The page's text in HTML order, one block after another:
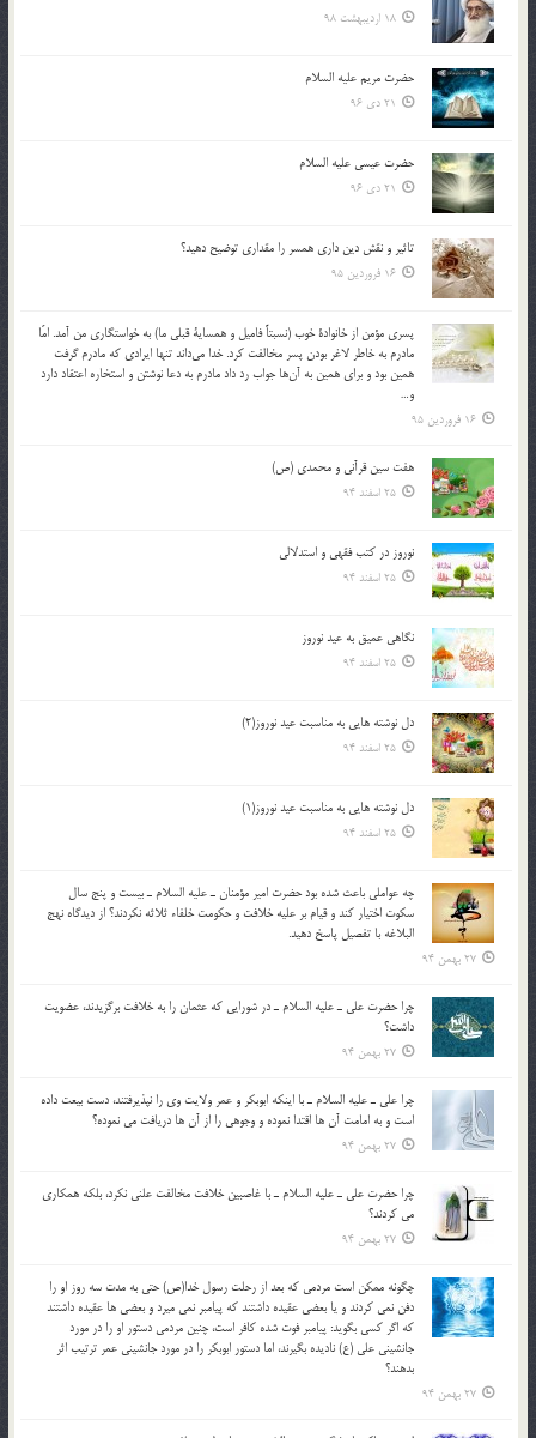
18 اردیبهشت 98
حضرت مریم علیه السلام
21 دی 96
حضرت عیسی علیه السلام
21 دی 96
تاثير و نقش دين داري همسر را مقداري توضيح دهيد؟
16 فروردین 95
پسري مؤمن از خانوادة خوب (نسبتاً فاميل و همساية قبلي ما) به خواستگاري من آمد. امّا
مادرم به خاطر لاغر بودن پسر مخالفت كرد. خدا مي‌داند تنها ايرادي كه مادرم گرفت
همين بود و براي همين به آن‌ها جواب رد داد مادرم به دعا نوشتن و استخاره اعتقاد دارد
و…
16 فروردین 95
هفت سین قرآنی و محمدی (ص)
25 اسفند 94
نوروز در كتب فقهى و استدلالى‏
25 اسفند 94
نگاهى عميق به عيد نوروز
25 اسفند 94
دل نوشته هایی به مناسبت عید نوروز(2)
25 اسفند 94
دل نوشته هایی به مناسبت عید نوروز(1)
25 اسفند 94
چه عواملي باعث شده بود حضرت امير مؤمنان ـ عليه السلام ـ بيست و پنج سال
سکوت اختيار کند و قيام بر عليه خلافت و حکومت خلفاء ثلاثه نکردند؟ از ديدگاه نهج
البلاغه با تفصيل پاسخ دهيد.
27 بهمن 94
چرا حضرت علي ـ عليه السلام ـ در شورايي كه عثمان را به خلافت برگزيدند، عضويت
داشت؟
27 بهمن 94
چرا علي ـ عليه السلام ـ با اينكه ابوبكر و عمر ولايت وي را نپذيرفتند، دست بيعت داده
است و به امامت آن ها اقتدا نموده و وجوهي را از آن ها دريافت مي نموده؟
27 بهمن 94
چرا حضرت علي ـ عليه السلام ـ با غاصبين خلافت مخالفت علني نکرد، بلكه همكاري
مي کردند؟
27 بهمن 94
چگونه ممكن است مردمي كه بعد از رحلت رسول خدا(ص) حتی به مدت سه روز او را
دفن نمي كردند و یا بعضي عقيده داشتند كه پيامبر نمي ميرد و بعضي ها عقيده داشتند
كه اگر كسي بگويد: پيامبر فوت شده كافر است، چنین مردمی دستور او را در مورد
جانشيني علي (ع) ناديده بگيرند، اما دستور ابوبكر را در مورد جانشيني عمر ترتیب اثر
بدهند؟
27 بهمن 94